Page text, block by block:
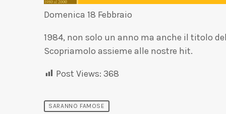
Domenica 18 Febbraio
1984, non solo un anno ma anche il titolo
Scopriamolo assieme alle nostre hit.
Post Views: 368
SARANNO FAMOSE